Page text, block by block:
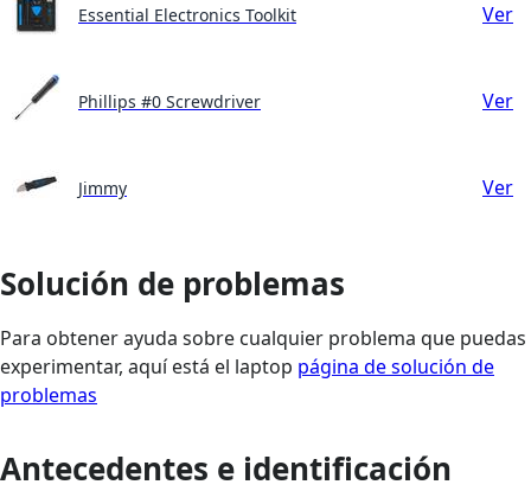
Essential Electronics Toolkit Ver
Phillips #0 Screwdriver Ver
Jimmy Ver
Solución de problemas
Para obtener ayuda sobre cualquier problema que puedas
experimentar, aquí está el laptop página de solución de
problemas
Antecedentes e identificación